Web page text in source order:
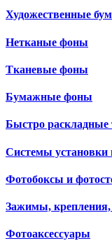
Художественные
Нетканые фоны
Тканевые фоны
Бумажные фоны
Быстро раскладные
Системы установки
Фотобоксы и
Зажимы, крепления,
Фотоаксессуары